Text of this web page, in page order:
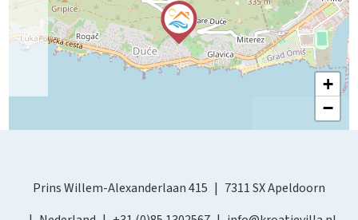
+
−
Prins Willem-Alexanderlaan 415
7311 SX Apeldoorn